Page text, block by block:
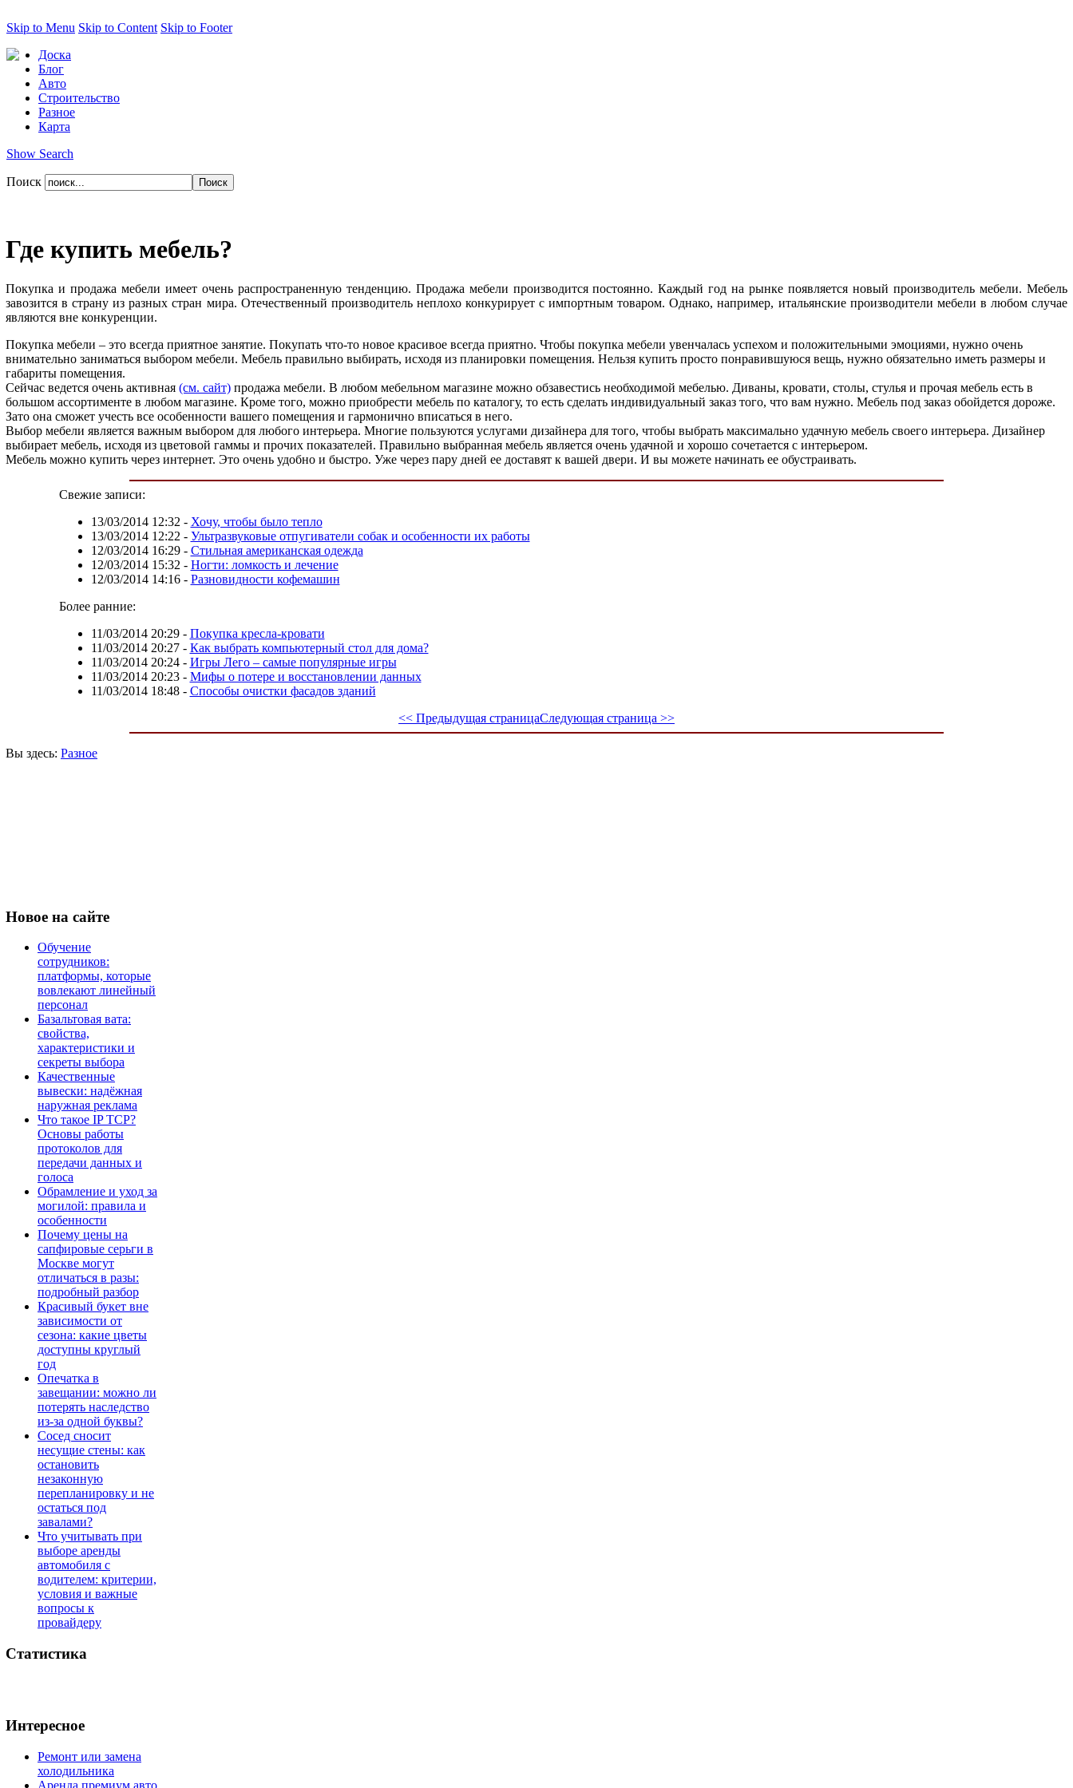
Skip to Menu Skip to Content Skip to Footer
Доска
Блог
Авто
Строительство
Разное
Карта
Show Search
Поиск
Где купить мебель?
Покупка и продажа мебели имеет очень распространенную тенденцию. Продажа мебели производится постоянно. Каждый год на рынке появляется новый производитель мебели. Мебель
завозится в страну из разных стран мира. Отечественный производитель неплохо конкурирует с импортным товаром. Однако, например, итальянские производители мебели в любом случае
являются вне конкуренции.
Покупка мебели – это всегда приятное занятие. Покупать что-то новое красивое всегда приятно. Чтобы покупка мебели увенчалась успехом и положительными эмоциями, нужно очень
внимательно заниматься выбором мебели. Мебель правильно выбирать, исходя из планировки помещения. Нельзя купить просто понравившуюся вещь, нужно обязательно иметь размеры и
габариты помещения.
Сейчас ведется очень активная (см. сайт) продажа мебели. В любом мебельном магазине можно обзавестись необходимой мебелью. Диваны, кровати, столы, стулья и прочая мебель есть в
большом ассортименте в любом магазине. Кроме того, можно приобрести мебель по каталогу, то есть сделать индивидуальный заказ того, что вам нужно. Мебель под заказ обойдется дороже.
Зато она сможет учесть все особенности вашего помещения и гармонично вписаться в него.
Выбор мебели является важным выбором для любого интерьера. Многие пользуются услугами дизайнера для того, чтобы выбрать максимально удачную мебель своего интерьера. Дизайнер
выбирает мебель, исходя из цветовой гаммы и прочих показателей. Правильно выбранная мебель является очень удачной и хорошо сочетается с интерьером.
Мебель можно купить через интернет. Это очень удобно и быстро. Уже через пару дней ее доставят к вашей двери. И вы можете начинать ее обустраивать.
Свежие записи:
13/03/2014 12:32 - Хочу, чтобы было тепло
13/03/2014 12:22 - Ультразвуковые отпугиватели собак и особенности их работы
12/03/2014 16:29- Стильная американская одежда
12/03/2014 15:32 - Ногти: ломкость и лечение
12/03/2014 14:16- Разновидности кофемашин
Более ранние:
11/03/2014 20:29- Покупка кресла-кровати
11/03/2014 20:27- Как выбрать компьютерный стол для дома?
11/03/2014 20:24- Игры Лего – самые популярные игры
11/03/2014 20:23- Мифы о потере и восстановлении данных
11/03/2014 18:48- Способы очистки фасадов зданий
<< Предыдущая страницаСледующая страница >>
Вы здесь: Разное
Новое на сайте
Обучение
сотрудников:
платформы, которые
вовлекают линейный
персонал
Базальтовая вата:
свойства,
характеристики и
секреты выбора
Качественные
вывески: надёжная
наружная реклама
Что такое IP TCP?
Основы работы
протоколов для
передачи данных и
голоса
Обрамление и уход за
могилой: правила и
особенности
Почему цены на
сапфировые серьги в
Москве могут
отличаться в разы:
подробный разбор
Красивый букет вне
зависимости от
сезона: какие цветы
доступны круглый
год
Опечатка в
завещании: можно ли
потерять наследство
из-за одной буквы?
Сосед сносит
несущие стены: как
остановить
незаконную
перепланировку и не
остаться под
завалами?
Что учитывать при
выборе аренды
автомобиля с
водителем: критерии,
условия и важные
вопросы к
провайдеру
Статистика
Интересное
Ремонт или замена
холодильника